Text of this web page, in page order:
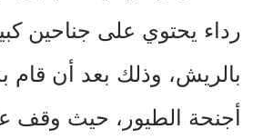
رداء يحتوي على جناحين
بالريش، وذلك بعد أن قام
أجنحة الطيور، حيث وقف